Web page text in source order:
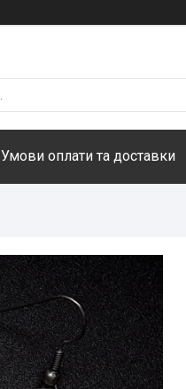
Умови оплати та доставки